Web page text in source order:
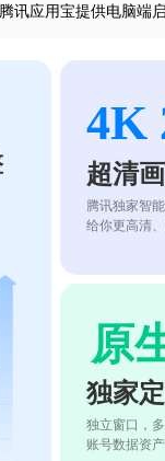
讯应用宝提供电脑端
4K
超清
腾讯独家智
给你更高清
原
独家
独立窗口，
账号数据资